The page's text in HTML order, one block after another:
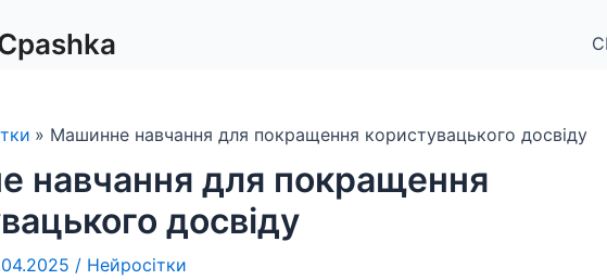
Машинне навчання для покращення користувацького досвіду
навчання для покращення
досвіду
/ Нейросітки